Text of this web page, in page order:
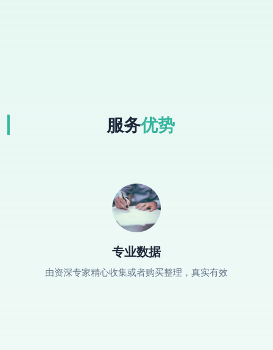
服务优势
专业数据
由资深专家精心收集或者购买整理，真实有效